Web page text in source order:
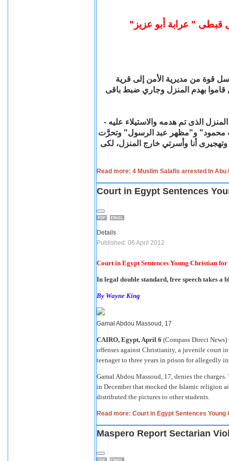
قبطى " عرابة أبو عزيز"
قوة من مديرية الأمن إلى قرية
بهدم المنزل وجاري ضبط باقى
الذى تم هدمه والاستيلاء عليه -
محمود" و"مظهر عبد الرسول" وتحرَّت
وتهجيرى أنا وأسرتي خارج المنزل، لكى
Read more: 4 Muslim Salafis arrested In
Court in Egypt Sentences
Details
Published: 06 April 2012
Court in Egypt Sentences Young Christian for
In legal double standard, free speech takes a
By Wayne King
Gamal Abdou Massoud, 17
CAIRO, Egypt, April 6 (Compass Direct
offenses against Christianity, a juvenile court
teenager to three years in prison for allegedly
Gamal Abdou Massoud, 17, denies the
in December that mocked the Islamic religion
distributed the pictures to other students.
Read more: Court in Egypt Sentences Young
Maspero Report Sectarian